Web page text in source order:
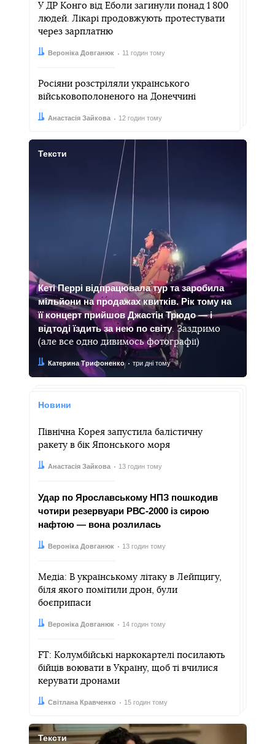
У ДР Конго від Еболи загинули понад 1 800
людей. Лікарі продовжують протестувати
через зарплатню
Автор:Вероніка Довганюк
Дата: 11 годин тому
Росіяни розстріляли українського
військовополоненого на Донеччині
Автор:
Анастасія Зайкова
Дата: 12 годин тому
Тексти
Кеті Перрі відпрацювала тур та заробила
мільйони на продажах квитків. Рік тому на
її концерт прийшов Джастін Трюдо — і
відтоді їздить за нею по світу. Заздримо
(але все одно дивимось фотографії)
Автор:
Катерина Трифоненко
Дата: три дні тому
Новини
Північна Корея запустила балістичну
ракету в бік Японського моря
Автор:Анастасія Зайкова
Дата: 13 годин тому
Удар по Ярославському НПЗ пошкодив
чотири резервуари РВС-2000 із сирою
нафтою — вона розлилась
Автор:
Вероніка Довганюк
Дата: 13 годин тому
Медіа: В українському літаку в Лейпцигу,
біля якого помітили дрон, були
боєприпаси
Автор:
Вероніка Довганюк
Дата: 14 годин тому
FT: Колумбійські наркокартелі посилають
бійців воювати в Україну, щоб ті вчилися
керувати дронами
Автор:
Світлана Кравченко
Дата: 15 годин тому
Тексти